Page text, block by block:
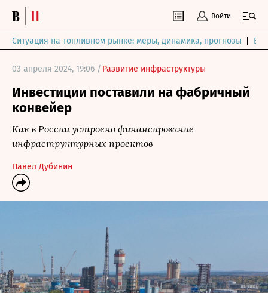
Войти
Ситуация на топливном рынке: меры, динамика, прогнозы
03 апреля 2024, 19:06 / Развитие инфраструктуры
Инвестиции поставили на фабричный
конвейер
Как в России устроено финансирование
инфраструктурных проектов
Павел Дубинин